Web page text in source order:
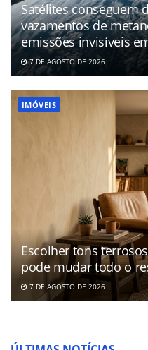
Satélites conseguem
vazamentos de
emissões invisíveis
7 DE AGOSTO DE 2026
IMÓVEIS
Escolher tons
pode mudar todo o
7 DE AGOSTO DE 2026